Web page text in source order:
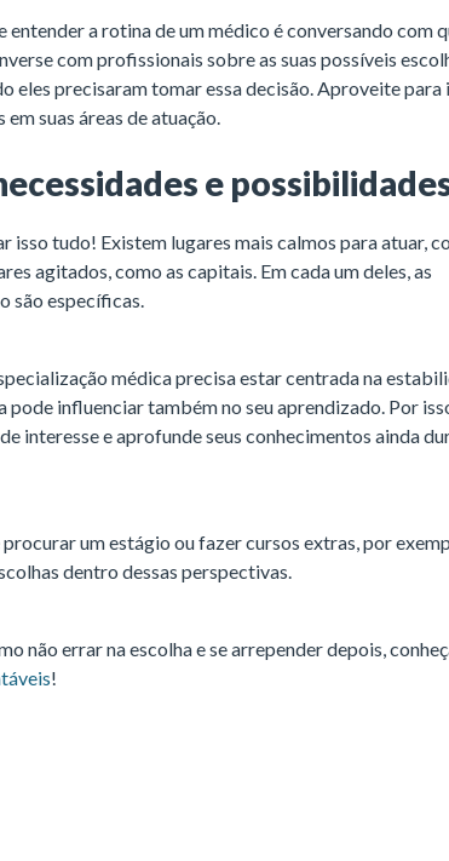
entender a rotina de um médico é conversando com
com profissionais sobre as suas possíveis
eles precisaram tomar essa decisão. Aproveite para
suas áreas de atuação.
e
isso tudo! Existem lugares mais calmos para atuar,
agitados, como as capitais. Em cada um deles, as
são específicas.
médica precisa estar centrada na
pode influenciar também no seu aprendizado. Por
interesse e aprofunde seus conhecimentos ainda
procurar um estágio ou fazer cursos extras, por
dentro dessas perspectivas.
não errar na escolha e se arrepender depois,
!